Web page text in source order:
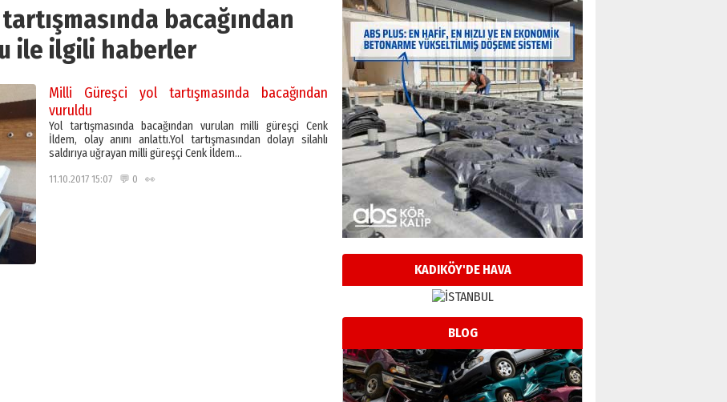
bacağından
ile ilgili haberler
Milli Güreşci yol tartışmasında bacağından
vuruldu
Yol tartışmasında bacağından vurulan milli güreşçi Cenk
İldem, olay anını anlattı.Yol tartışmasından dolayı silahlı
saldırıya uğrayan milli güreşçi Cenk İldem…
11.10.2017 15:07 💬 0 👀
KADIKÖY'DE HAVA
BLOG